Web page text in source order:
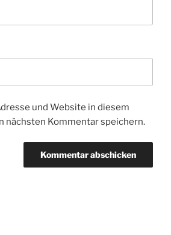
und Website in diesem
nächsten Kommentar speichern.